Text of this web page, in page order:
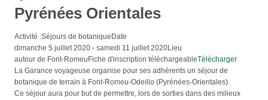
Pyrénées Orientales
Activité :Séjours de botanique Date
dimanche 5 juillet 2020 - samedi 11 juillet 2020Lieu
autour de Font-Romeu Fiche d'inscription téléchargeableTélécharger
La Garance voyageuse organise pour ses adhérents un séjour de
botanique de terrain à Font-Romeu-Odeillo (Pyrénées-Orientales).
Ce séjour aura pour but de permettre, lors de sorties dans des milieux